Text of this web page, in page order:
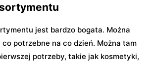
jest bardzo bogata. Można
potrzebne na co dzień. Można tam
potrzeby, takie jak kosmetyki,